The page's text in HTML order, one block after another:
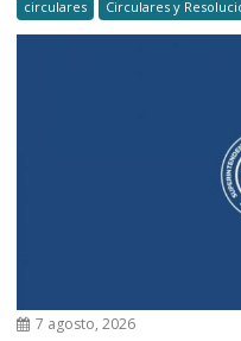
circulares Circulares y
7 agosto, 2026